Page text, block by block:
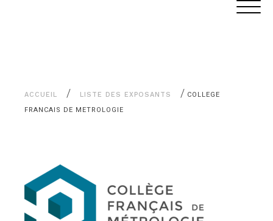
ACCUEIL / LISTE DES EXPOSANTS / COLLEGE
FRANCAIS DE METROLOGIE